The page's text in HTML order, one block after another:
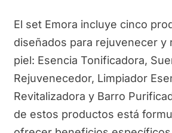
El set Emora incluye cinco
diseñados para rejuvenecer y
piel: Esencia Tonificadora,
Rejuvenecedor, Limpiador
Revitalizadora y Barro
de estos productos está